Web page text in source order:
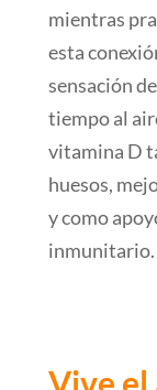
mientras
esta
sensación
tiempo al
vitamina D
huesos,
y como
inmunitario.